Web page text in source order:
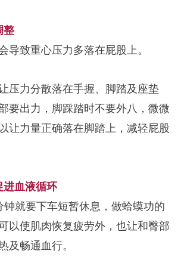
整
导致重心压力多落在屁股上。
压力分散落在手握、脚踏及座垫
要出力，脚踩踏时不要外八，微微
让力量正确落在脚踏上，减轻屁股
进血液循环
钟就要下车短暂休息，做蛤蟆功的
以使肌肉恢复疲劳外，也让和臀部
及畅通血行。